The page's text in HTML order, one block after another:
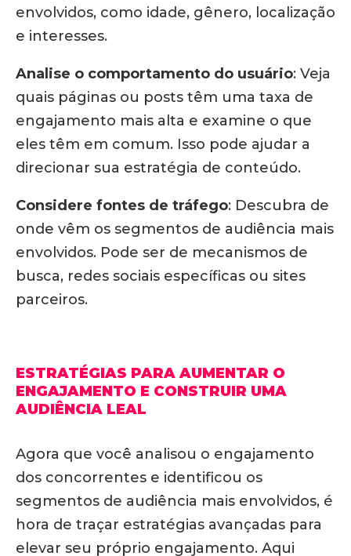
envolvidos, como idade, gênero, localização
e interesses.
Analise o comportamento do usuário: Veja
quais páginas ou posts têm uma taxa de
engajamento mais alta e examine o que
eles têm em comum. Isso pode ajudar a
direcionar sua estratégia de conteúdo.
Considere fontes de tráfego: Descubra de
onde vêm os segmentos de audiência mais
envolvidos. Pode ser de mecanismos de
busca, redes sociais específicas ou sites
parceiros.
ESTRATÉGIAS PARA AUMENTAR O
ENGAJAMENTO E CONSTRUIR UMA
AUDIÊNCIA LEAL
Agora que você analisou o engajamento
dos concorrentes e identificou os
segmentos de audiência mais envolvidos, é
hora de traçar estratégias avançadas para
elevar seu próprio engajamento. Aqui